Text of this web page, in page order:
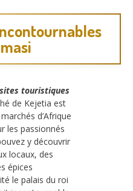
sites touristiques
de Kejetia est
d’Afrique
les passionnés
y découvrir
locaux, des
épices
le palais du roi